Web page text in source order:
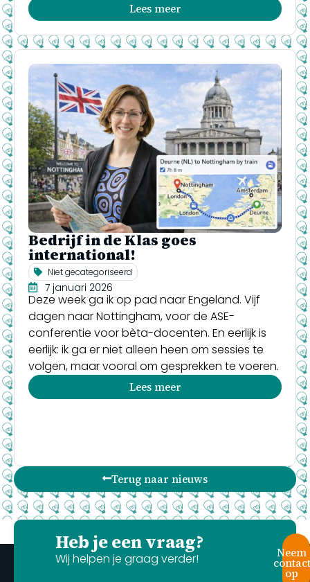
Lees meer
Bedrijf in de Klas goes
international!
Niet gecategoriseerd
7 januari 2026
Deze week ga ik op pad naar Engeland. Vijf
dagen naar Nottingham, voor de ASE-
conferentie voor bèta-docenten. En eerlijk is
eerlijk: ik ga er niet alleen heen om sessies te
volgen, maar vooral om gesprekken te voeren.
Lees meer
Terug naar nieuws
Heb je een vraag?
Wij helpen je graag verder! Neem
contact
op